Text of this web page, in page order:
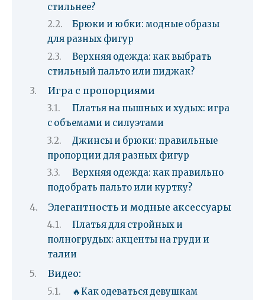
стильнее?
Брюки и юбки: модные образы
для разных фигур
Верхняя одежда: как выбрать
стильный пальто или пиджак?
Игра с пропорциями
Платья на пышных и худых: игра
с объемами и силуэтами
Джинсы и брюки: правильные
пропорции для разных фигур
Верхняя одежда: как правильно
подобрать пальто или куртку?
Элегантность и модные аксессуары
Платья для стройных и
полногрудых: акценты на груди и
талии
Видео:
🔥Как одеваться девушкам